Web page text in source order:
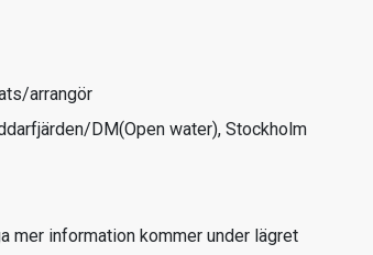
arrangör
DM(Open water), Stockholm
mer information kommer under lägret